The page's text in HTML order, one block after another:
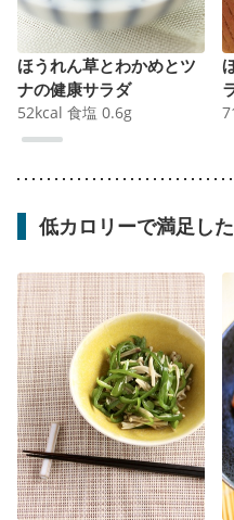
ほうれん草とわかめとツ
ナの健康サラダ
52kcal 食塩 0.6g
低カロリーで満足し